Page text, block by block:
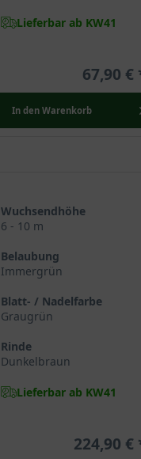
Lieferbar ab KW41
67,90 €
In den Warenkorb
Wuchsendhöhe
6 - 10 m
Belaubung
Immergrün
Blatt- / Nadelfarbe
Graugrün
Rinde
Dunkelbraun
Lieferbar ab KW41
224,90 €